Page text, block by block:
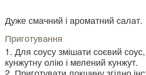
Дуже смачний і ароматний салат.
Приготування
1. Для соусу змішати соєвий
кунжутну олію і мелений кунжут.